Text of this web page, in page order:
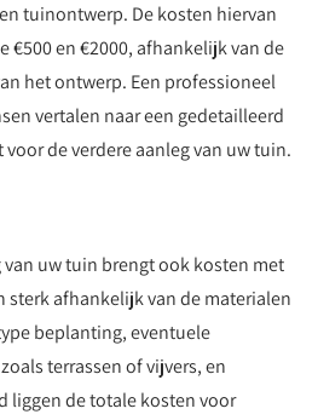
tuinontwerp. De kosten hiervan
€500 en €2000, afhankelijk van de
het ontwerp. Een professioneel
vertalen naar een gedetailleerd
de verdere aanleg van uw tuin.
uw tuin brengt ook kosten met
sterk afhankelijk van de materialen
beplanting, eventuele
terrassen of vijvers, en
liggen de totale kosten voor